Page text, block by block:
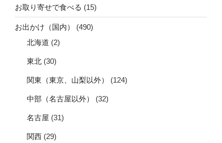
お取り寄せで食べる (15)
お出かけ（国内）
(490)
北海道 (2)
東北 (30)
関東（東京、山梨以外） (124)
中部（名古屋以外） (32)
名古屋 (31)
関西 (29)